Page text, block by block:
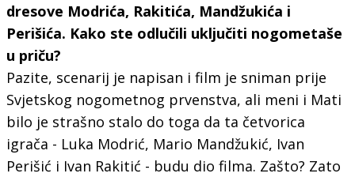
dresove Modrića, Rakitića, Mandžukića i
Perišića. Kako ste odlučili uključiti nogometaše
u priču?
Pazite, scenarij je napisan i film je sniman prije
Svjetskog nogometnog prvenstva, ali meni i Mati
bilo je strašno stalo do toga da ta četvorica
igrača - Luka Modrić, Mario Mandžukić, Ivan
Perišić i Ivan Rakitić - budu dio filma. Zašto? Zato